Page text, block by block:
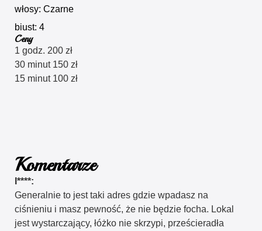
włosy: Czarne
biust: 4
Ceny
1 godz. 200 zł
30 minut 150 zł
15 minut 100 zł
Komentarze
I****:
Generalnie to jest taki adres gdzie wpadasz na
ciśnieniu i masz pewność, że nie będzie focha. Lokal
jest wystarczający, łóżko nie skrzypi, prześcieradła